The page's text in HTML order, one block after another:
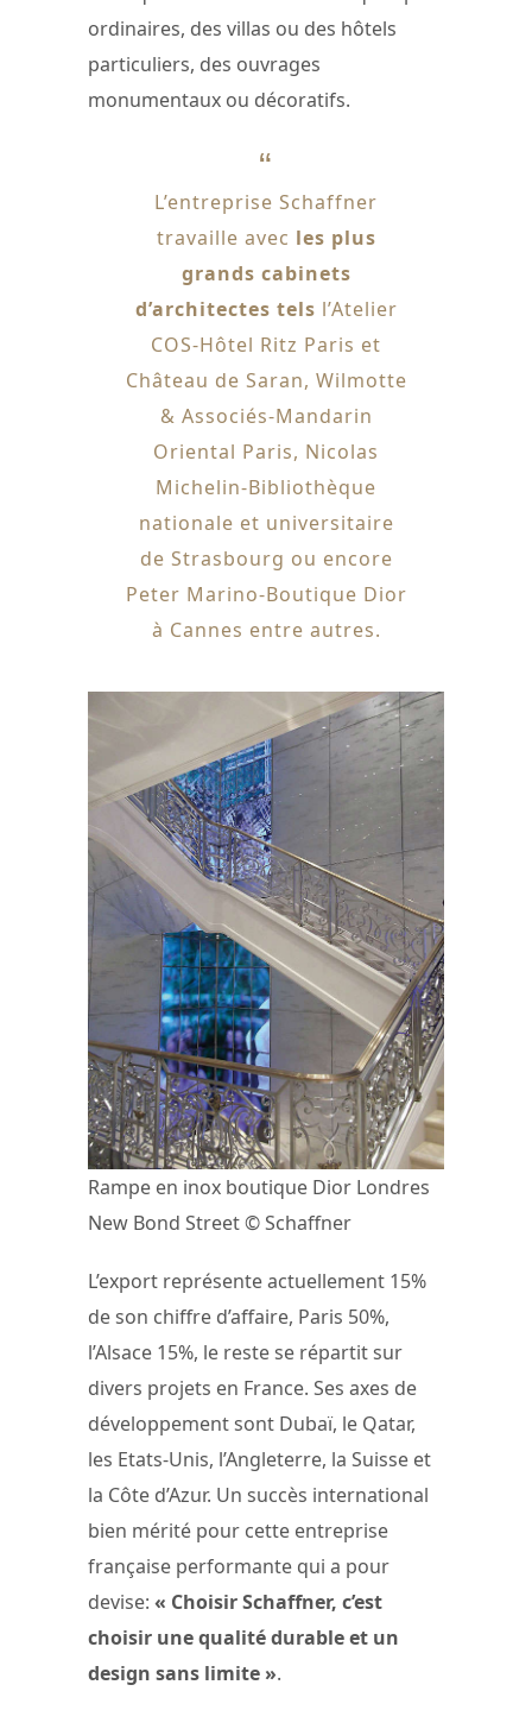
ordinaires, des villas ou des hôtels
particuliers, des ouvrages
monumentaux ou décoratifs.
L’entreprise Schaffner
travaille avec les plus
grands cabinets
d’architectes tels l’Atelier
COS-Hôtel Ritz Paris et
Château de Saran, Wilmotte
& Associés-Mandarin
Oriental Paris, Nicolas
Michelin-Bibliothèque
nationale et universitaire
de Strasbourg ou encore
Peter Marino-Boutique Dior
à Cannes entre autres.
Rampe en inox boutique Dior Londres
New Bond Street © Schaffner
L’export représente actuellement 15%
de son chiffre d’affaire, Paris 50%,
l’Alsace 15%, le reste se répartit sur
divers projets en France. Ses axes de
développement sont Dubaï, le Qatar,
les Etats-Unis, l’Angleterre, la Suisse et
la Côte d’Azur. Un succès international
bien mérité pour cette entreprise
française performante qui a pour
devise: « Choisir Schaffner, c’est
choisir une qualité durable et un
design sans limite ».